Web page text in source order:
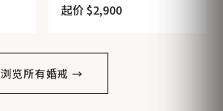
起价 $2,900
浏览所有婚戒 →